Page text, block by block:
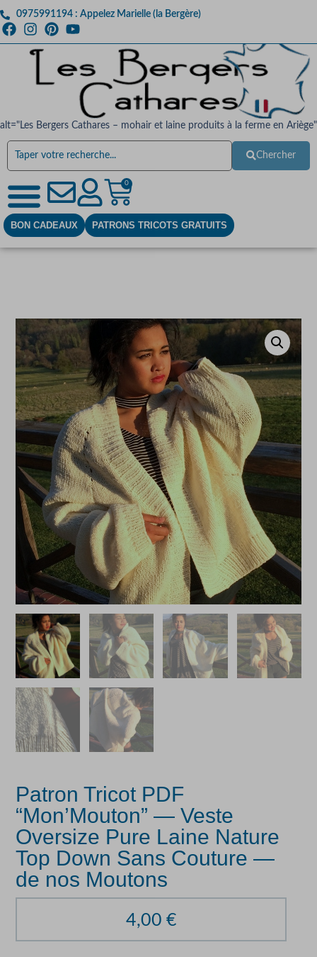
0975991194 : Appelez Marielle (la Bergère)
alt="Les Bergers Cathares – mohair et laine produits à la ferme en Ariège"
Chercher
0
BON CADEAUX PATRONS TRICOTS GRATUITS
Patron Tricot PDF
“Mon’Mouton” — Veste
Oversize Pure Laine Nature
Top Down Sans Couture —
de nos Moutons
4,00 €